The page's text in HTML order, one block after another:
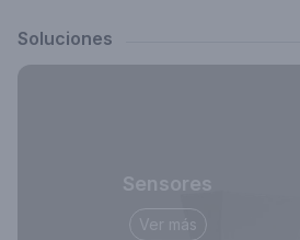
Soluciones
Sensores
Ver más